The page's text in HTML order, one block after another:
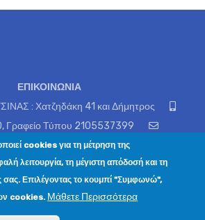
ΕΠΙΚΟΙΝΩΝΙΑ
: Χατζηδάκη 41 και Δήμητρος
Γραφείο Τύπου 2105537399
;grtypou@elefsina.gr
2024. All Rights Reserved.
cookies για τη μέτρηση της
λειτουργία, τη μέγιστη απόδοσή και τη
σας. Επιλέγοντας το κουμπί "Συμφωνώ",
cookies. Μάθετε Περισσότερα